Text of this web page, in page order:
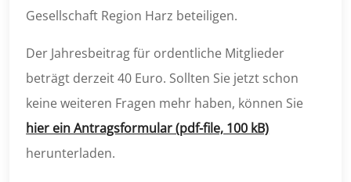
Gesellschaft Region Harz beteiligen.
Der Jahresbeitrag für ordentliche Mitglieder
beträgt derzeit 40 Euro. Sollten Sie jetzt schon
keine weiteren Fragen mehr haben, können Sie
hier ein Antragsformular (pdf-file, 100 kB)
herunterladen.